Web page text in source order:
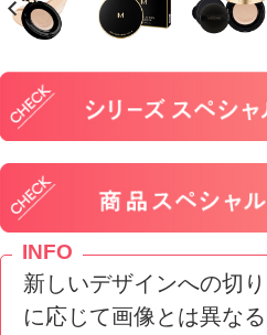
INFO
新しいデザインへの切
に応じて画像とは異な